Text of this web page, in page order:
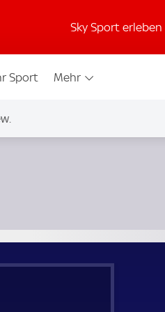
Sky Sport erleben
Sport Mehr